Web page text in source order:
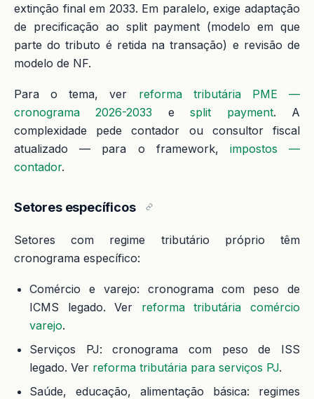
extinção final em 2033. Em paralelo, exige adaptação
de precificação ao split payment (modelo em que
parte do tributo é retida na transação) e revisão de
modelo de NF.
Para o tema, ver reforma tributária PME —
cronograma 2026-2033 esplit payment. A
complexidade pede contador ou consultor fiscal
atualizado — para o framework, impostos —
contador.
Setores específicos
Setores com regime tributário próprio têm
cronograma específico:
Comércio e varejo: cronograma com peso de
ICMS legado. Ver reforma tributária comércio
varejo.
Serviços PJ: cronograma com peso de ISS
legado. Ver reforma tributária para serviços PJ.
Saúde, educação, alimentação básica: regimes